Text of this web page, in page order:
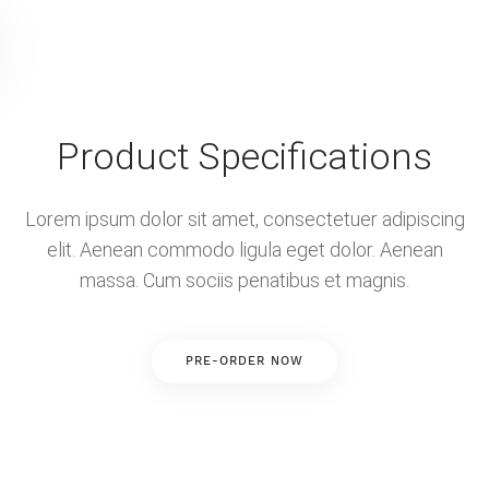
Product Specifications
Lorem ipsum dolor sit amet, consectetuer adipiscing
elit. Aenean commodo ligula eget dolor. Aenean
massa. Cum sociis penatibus et magnis.
PRE-ORDER NOW